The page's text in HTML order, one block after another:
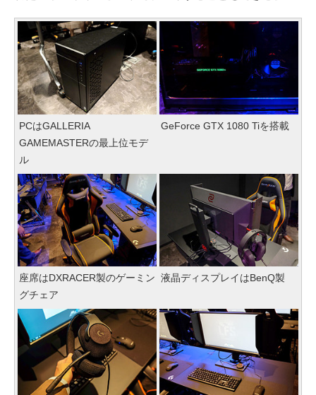
PCはGALLERIA
GAMEMASTERの最上位モデ
ル
GeForce GTX 1080 Tiを搭載
座席はDXRACER製のゲーミン
グチェア
液晶ディスプレイはBenQ製